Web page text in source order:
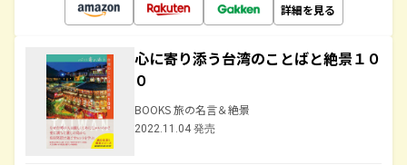
詳細を見る
心に寄り添う台湾のことばと絶景１０
０
BOOKS 旅の名言＆絶景
2022.11.04 発売